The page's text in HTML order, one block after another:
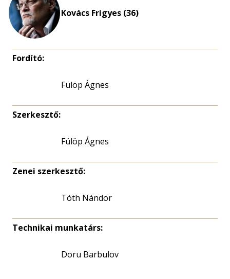
Kovács Frigyes (36)
Fordító:
Fülöp Ágnes
Szerkesztő:
Fülöp Ágnes
Zenei szerkesztő:
Tóth Nándor
Technikai munkatárs:
Doru Barbulov